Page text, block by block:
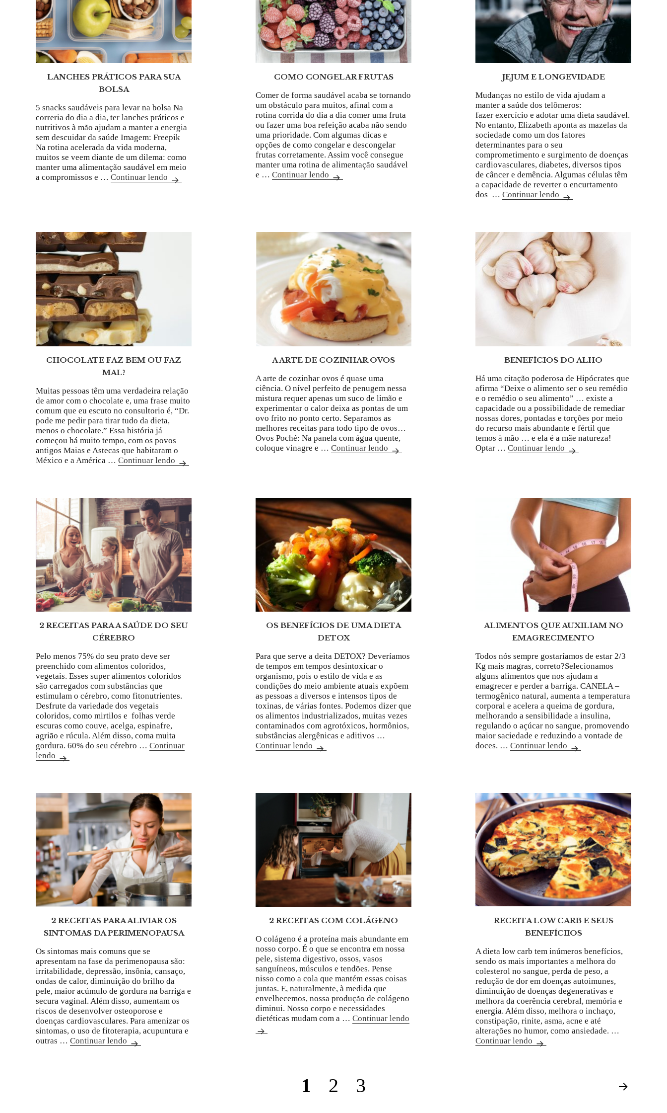
LANCHES PRÁTICOS PARA SUA
BOLSA
5 snacks saudáveis para levar na bolsa Na
correria do dia a dia, ter lanches práticos e
nutritivos à mão ajudam a manter a energia
sem descuidar da saúde Imagem: Freepik
Na rotina acelerada da vida moderna,
muitos se veem diante de um dilema: como
manter uma alimentação saudável em meio
a compromissos e … Continuar lendo
COMO CONGELAR FRUTAS
Comer de forma saudável acaba se tornando
um obstáculo para muitos, afinal com a
rotina corrida do dia a dia comer uma fruta
ou fazer uma boa refeição acaba não sendo
uma prioridade. Com algumas dicas e
opções de como congelar e descongelar
frutas corretamente. Assim você consegue
manter uma rotina de alimentação saudável
e … Continuar lendo
JEJUM E LONGEVIDADE
Mudanças no estilo de vida ajudam a
manter a saúde dos telômeros:
fazer exercício e adotar uma dieta saudável.
No entanto, Elizabeth aponta as mazelas da
sociedade como um dos fatores
determinantes para o seu
comprometimento e surgimento de doenças
cardiovasculares, diabetes, diversos tipos
de câncer e demência. Algumas células têm
a capacidade de reverter o encurtamento
dos … Continuar lendo
CHOCOLATE FAZ BEM OU FAZ
MAL?
Muitas pessoas têm uma verdadeira relação
de amor com o chocolate e, uma frase muito
comum que eu escuto no consultorio é, “Dr.
pode me pedir para tirar tudo da dieta,
menos o chocolate.” Essa história já
começou há muito tempo, com os povos
antigos Maias e Astecas que habitaram o
México e a América … Continuar lendo
A ARTE DE COZINHAR OVOS
A arte de cozinhar ovos é quase uma
ciência. O nível perfeito de penugem nessa
mistura requer apenas um suco de limão e
experimentar o calor deixa as pontas de um
ovo frito no ponto certo. Separamos as
melhores receitas para todo tipo de ovos…
Ovos Poché: Na panela com água quente,
coloque vinagre e … Continuar lendo
BENEFÍCIOS DO ALHO
Há uma citação poderosa de Hipócrates que
afirma “Deixe o alimento ser o seu remédio
e o remédio o seu alimento” … existe a
capacidade ou a possibilidade de remediar
nossas dores, pontadas e torções por meio
do recurso mais abundante e fértil que
temos à mão … e ela é a mãe natureza!
Optar … Continuar lendo
2 RECEITAS PARA A SAÚDE DO SEU
CÉREBRO
Pelo menos 75% do seu prato deve ser
preenchido com alimentos coloridos,
vegetais. Esses super alimentos coloridos
são carregados com substâncias que
estimulam o cérebro, como fitonutrientes.
Desfrute da variedade dos vegetais
coloridos, como mirtilos e folhas verde
escuras como couve, acelga, espinafre,
agrião e rúcula. Além disso, coma muita
gordura. 60% do seu cérebro … Continuar
lendo
OS BENEFÍCIOS DE UMA DIETA
DETOX
Para que serve a deita DETOX? Deveríamos
de tempos em tempos desintoxicar o
organismo, pois o estilo de vida e as
condições do meio ambiente atuais expõem
as pessoas a diversos e intensos tipos de
toxinas, de várias fontes. Podemos dizer que
os alimentos industrializados, muitas vezes
contaminados com agrotóxicos, hormônios,
substâncias alergênicas e aditivos …
Continuar lendo
ALIMENTOS QUE AUXILIAM NO
EMAGRECIMENTO
Todos nós sempre gostaríamos de estar 2/3
Kg mais magras, correto?Selecionamos
alguns alimentos que nos ajudam a
emagrecer e perder a barriga. CANELA –
termogênico natural, aumenta a temperatura
corporal e acelera a queima de gordura,
melhorando a sensibilidade a insulina,
regulando o açúcar no sangue, promovendo
maior saciedade e reduzindo a vontade de
doces. … Continuar lendo
2 RECEITAS PARA ALIVIAR OS
SINTOMAS DA PERIMENOPAUSA
Os sintomas mais comuns que se
apresentam na fase da perimenopausa são:
irritabilidade, depressão, insônia, cansaço,
ondas de calor, diminuição do brilho da
pele, maior acúmulo de gordura na barriga e
secura vaginal. Além disso, aumentam os
riscos de desenvolver osteoporose e
doenças cardiovasculares. Para amenizar os
sintomas, o uso de fitoterapia, acupuntura e
outras … Continuar lendo
2 RECEITAS COM COLÁGENO
O colágeno é a proteína mais abundante em
nosso corpo. É o que se encontra em nossa
pele, sistema digestivo, ossos, vasos
sanguíneos, músculos e tendões. Pense
nisso como a cola que mantém essas coisas
juntas. E, naturalmente, à medida que
envelhecemos, nossa produção de colágeno
diminui. Nosso corpo e necessidades
dietéticas mudam com a … Continuar lendo
RECEITA LOW CARB E SEUS
BENEFÍCIIOS
A dieta low carb tem inúmeros benefícios,
sendo os mais importantes a melhora do
colesterol no sangue, perda de peso, a
redução de dor em doenças autoimunes,
diminuição de doenças degenerativas e
melhora da coerência cerebral, memória e
energia. Além disso, melhora o inchaço,
constipação, rinite, asma, acne e até
alterações no humor, como ansiedade. …
Continuar lendo
1 2 3